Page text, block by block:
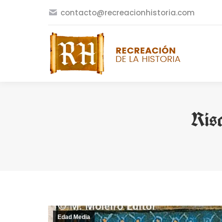
contacto@recreacionhistoria.com
Edad Media